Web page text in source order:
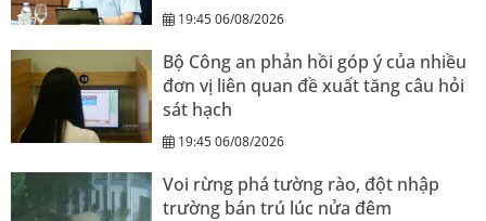
19:45 06/08/2026
Bộ Công an phản hồi góp ý của nhiều
đơn vị liên quan đề xuất tăng câu hỏi
sát hạch
19:45 06/08/2026
Voi rừng phá tường rào, đột nhập
trường bán trú lúc nửa đêm